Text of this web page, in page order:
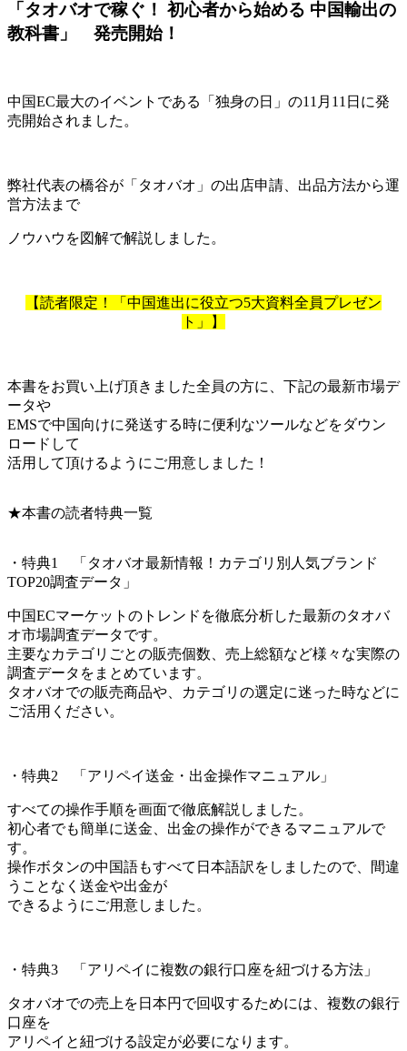
「タオバオで稼ぐ！ 初心者から始める 中国輸出の
教科書」 発売開始！
中国EC最大のイベントである「独身の日」の11月11日に発
売開始されました。
弊社代表の橋谷が「タオバオ」の出店申請、出品方法から運
営方法まで
ノウハウを図解で解説しました。
【読者限定！「中国進出に役立つ5大資料全員プレゼン
ト」】
本書をお買い上げ頂きました全員の方に、下記の最新市場デ
ータや
EMSで中国向けに発送する時に便利なツールなどをダウン
ロードして
活用して頂けるようにご用意しました！
★本書の読者特典一覧
・特典1 「タオバオ最新情報！カテゴリ別人気ブランド
TOP20調査データ」
中国ECマーケットのトレンドを徹底分析した最新のタオバ
オ市場調査データです。
主要なカテゴリごとの販売個数、売上総額など様々な実際の
調査データをまとめています。
タオバオでの販売商品や、カテゴリの選定に迷った時などに
ご活用ください。
・特典2 「アリペイ送金・出金操作マニュアル」
すべての操作手順を画面で徹底解説しました。
初心者でも簡単に送金、出金の操作ができるマニュアルで
す。
操作ボタンの中国語もすべて日本語訳をしましたので、間違
うことなく送金や出金が
できるようにご用意しました。
・特典3 「アリペイに複数の銀行口座を紐づける方法」
タオバオでの売上を日本円で回収するためには、複数の銀行
口座を
アリペイと紐づける設定が必要になります。